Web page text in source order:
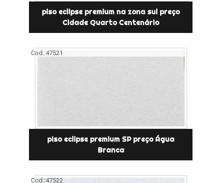
piso eclipse premium na zona sul preço
Cidade Quarto Centenário
Cod.:47521
piso eclipse premium SP preço Água
Branca
Cod.:47522